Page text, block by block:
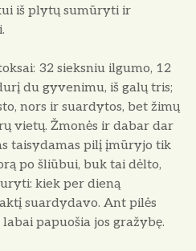
iš plytų sumūryti ir
32 sieksniu ilgumo, 12
du gyvenimu, iš galų tris;
nors ir suardytos, bet žimų
vietų. Žmonės ir dabar dar
taisydamas pilį įmūryjo tik
po šliūbui, buk tai dėlto,
kiek per dieną
suardydavo. Ant pilės
papuošia jos gražybę.